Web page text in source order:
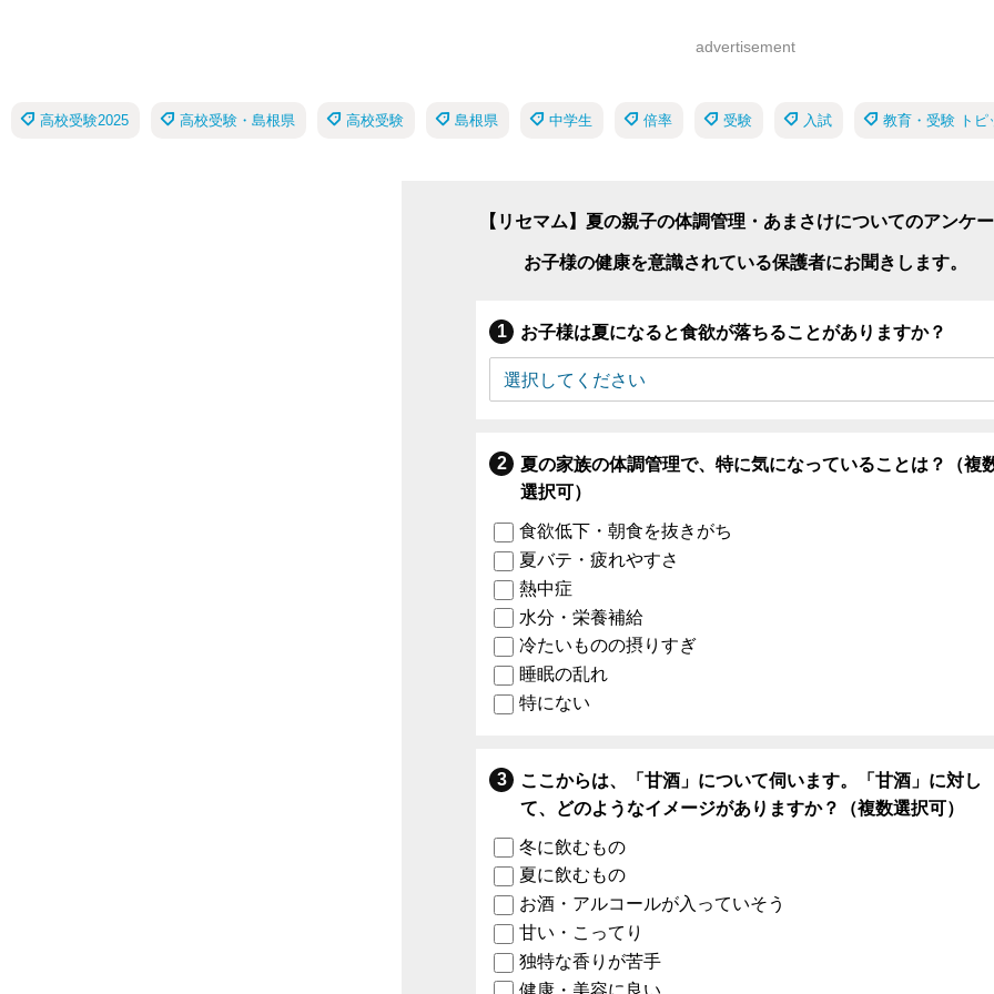
advertisement
高校受験2025 高校受験・島根県 高校受験 島根県 中学生 倍率 受験 入試 教育・受験 トピ
【リセマム】夏の親子の体調管理・あまさけについてのアンケ
お子様の健康を意識されている保護者にお聞きします。
お子様は夏になると食欲が落ちることがありますか？
夏の家族の体調管理で、特に気になっていることは？（複
選択可）
食欲低下・朝食を抜きがち
夏バテ・疲れやすさ
熱中症
水分・栄養補給
冷たいものの摂りすぎ
睡眠の乱れ
特にない
ここからは、「甘酒」について伺います。「甘酒」に対し
て、どのようなイメージがありますか？（複数選択可）
冬に飲むもの
夏に飲むもの
お酒・アルコールが入っていそう
甘い・こってり
独特な香りが苦手
健康・美容に良い